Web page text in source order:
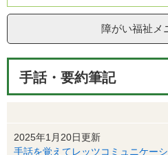
て
障がい福祉メ
手話・要約筆記
2025年1月20日更新
手話を覚えてレッツコミュニケーシ